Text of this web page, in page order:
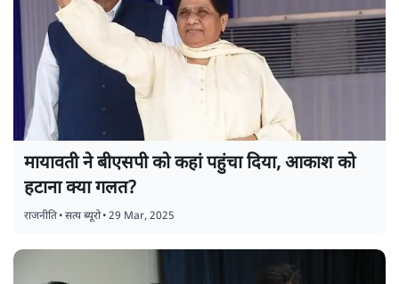
मायावती ने बीएसपी को कहां पहुंचा दिया, आकाश को
हटाना क्या गलत?
राजनीति•सत्य ब्यूरो•29 Mar, 2025